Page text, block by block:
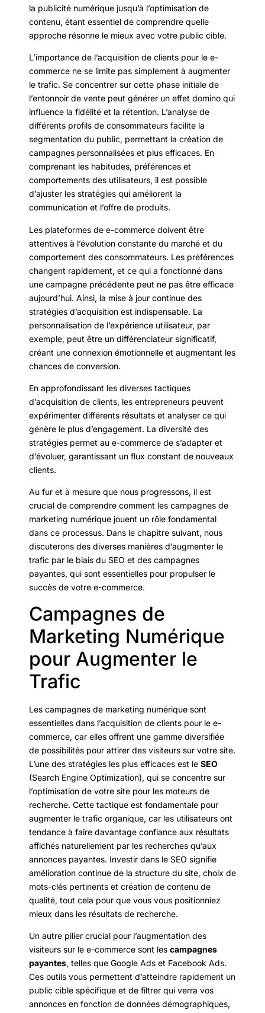
la publicité numérique jusqu’à l’optimisation de
contenu, étant essentiel de comprendre quelle
approche résonne le mieux avec votre public cible.
L’importance de l’acquisition de clients pour le e-
commerce ne se limite pas simplement à augmenter
le trafic. Se concentrer sur cette phase initiale de
l’entonnoir de vente peut générer un effet domino qui
influence la fidélité et la rétention. L’analyse de
différents profils de consommateurs facilite la
segmentation du public, permettant la création de
campagnes personnalisées et plus efficaces. En
comprenant les habitudes, préférences et
comportements des utilisateurs, il est possible
d’ajuster les stratégies qui améliorent la
communication et l’offre de produits.
Les plateformes de e-commerce doivent être
attentives à l’évolution constante du marché et du
comportement des consommateurs. Les préférences
changent rapidement, et ce qui a fonctionné dans
une campagne précédente peut ne pas être efficace
aujourd’hui. Ainsi, la mise à jour continue des
stratégies d’acquisition est indispensable. La
personnalisation de l’expérience utilisateur, par
exemple, peut être un différenciateur significatif,
créant une connexion émotionnelle et augmentant les
chances de conversion.
En approfondissant les diverses tactiques
d’acquisition de clients, les entrepreneurs peuvent
expérimenter différents résultats et analyser ce qui
génère le plus d’engagement. La diversité des
stratégies permet au e-commerce de s’adapter et
d’évoluer, garantissant un flux constant de nouveaux
clients.
Au fur et à mesure que nous progressons, il est
crucial de comprendre comment les campagnes de
marketing numérique jouent un rôle fondamental
dans ce processus. Dans le chapitre suivant, nous
discuterons des diverses manières d’augmenter le
trafic par le biais du SEO et des campagnes
payantes, qui sont essentielles pour propulser le
succès de votre e-commerce.
Campagnes de
Marketing Numérique
pour Augmenter le
Trafic
Les campagnes de marketing numérique sont
essentielles dans l’acquisition de clients pour le e-
commerce, car elles offrent une gamme diversifiée
de possibilités pour attirer des visiteurs sur votre site.
L’une des stratégies les plus efficaces est le SEO
(Search Engine Optimization), qui se concentre sur
l’optimisation de votre site pour les moteurs de
recherche. Cette tactique est fondamentale pour
augmenter le trafic organique, car les utilisateurs ont
tendance à faire davantage confiance aux résultats
affichés naturellement par les recherches qu’aux
annonces payantes. Investir dans le SEO signifie
amélioration continue de la structure du site, choix de
mots-clés pertinents et création de contenu de
qualité, tout cela pour que vous vous positionniez
mieux dans les résultats de recherche.
Un autre pilier crucial pour l’augmentation des
visiteurs sur le e-commerce sont les campagnes
payantes, telles que Google Ads et Facebook Ads.
Ces outils vous permettent d’atteindre rapidement un
public cible spécifique et de filtrer qui verra vos
annonces en fonction de données démographiques,